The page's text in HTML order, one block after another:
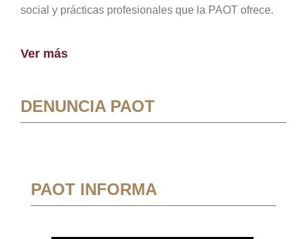
social y prácticas profesionales que la PAOT ofrece.
Ver más
DENUNCIA PAOT
PAOT INFORMA